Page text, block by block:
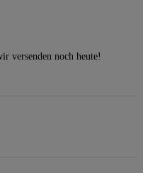
versenden noch heute!